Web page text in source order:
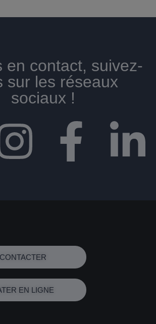
en contact, suivez-
sur les réseaux
sociaux !​
EN LIGNE